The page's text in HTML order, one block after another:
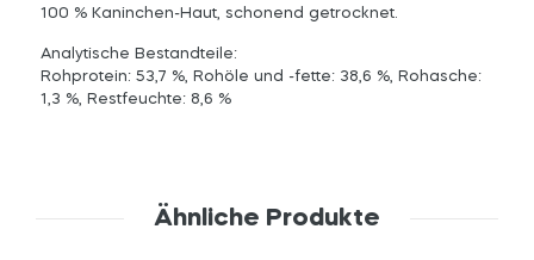
100 % Kaninchen-Haut, schonend getrocknet.
Analytische Bestandteile:
Rohprotein: 53,7 %, Rohöle und -fette: 38,6 %, Rohasche:
1,3 %, Restfeuchte: 8,6 %
Ähnliche Produkte